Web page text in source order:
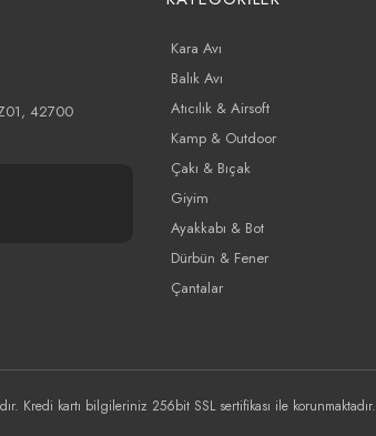
42700
Kara Avı
Balık Avı
Atıcılık & Airsoft
Kamp & Outdoor
Çakı & Bıçak
Giyim
Ayakkabı & Bot
Dürbün & Fener
Çantalar
Kredi kartı bilgileriniz 256bit SSL sertifikası ile korunmaktadır.